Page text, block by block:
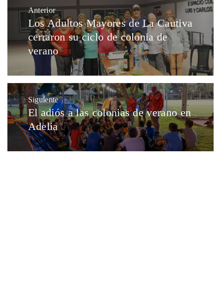
Anterior
Los Adultos Mayores de La Cautiva
cerraron su ciclo de colonia de
verano
Siguiente
El adiós a las colonias de verano en
Adelia